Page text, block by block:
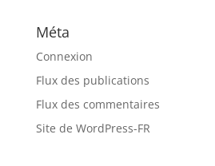
Méta
Connexion
Flux des publications
Flux des commentaires
Site de WordPress-FR